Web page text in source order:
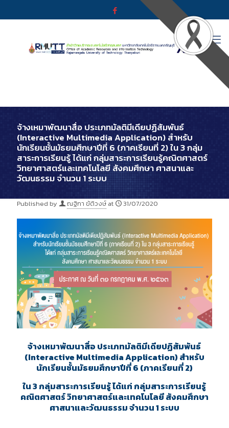
จ้างเหมาพัฒนาสื่อ ประเภทมัลติมีเดียปฏิสัมพันธ์
(Interactive Multimedia Application) สำหรับ
นักเรียนชั้นมัธยมศึกษาปีที่ 6 (ภาคเรียนที่ 2) ใน 3 กลุ่ม
สาระการเรียนรู้ ได้แก่ กลุ่มสาระการเรียนรู้คณิตศาสตร์
วิทยาศาสตร์และเทคโนโลยี สังคมศึกษา ศาสนาและ
วัฒนธรรม จำนวน 1 ระบบ
Published by ณฐิกา ขัติวงษ์ at 31/07/2020
จ้างเหมาพัฒนาสื่อ ประเภทมัลติมีเดียปฏิสัมพันธ์
(Interactive Multimedia Application) สำหรับ
นักเรียนชั้นมัธยมศึกษาปีที่ 6 (ภาคเรียนที่ 2)
ใน 3 กลุ่มสาระการเรียนรู้ ได้แก่ กลุ่มสาระการเรียนรู้
คณิตศาสตร์ วิทยาศาสตร์และเทคโนโลยี สังคมศึกษา
ศาสนาและวัฒนธรรม จำนวน 1 ระบบ